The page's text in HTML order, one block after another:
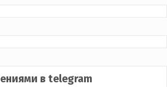
в telegram